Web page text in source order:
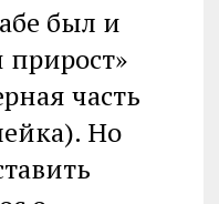
был и
часть
Но